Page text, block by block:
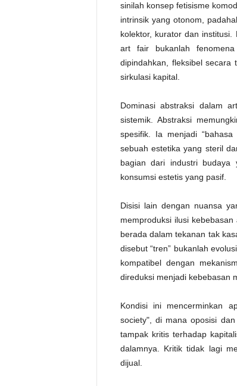
sinilah konsep fetisisme
intrinsik yang otonom,
kolektor, kurator dan
art fair bukanlah
dipindahkan, fleksibel
sirkulasi kapital.
Dominasi abstraksi dalam
sistemik. Abstraksi
spesifik. Ia menjadi
sebuah estetika yang steril
bagian dari industri budaya
konsumsi estetis yang pasif.
Disisi lain dengan nuansa
memproduksi ilusi
berada dalam tekanan tak
disebut “tren” bukanlah
kompatibel dengan
direduksi menjadi kebebasan
Kondisi ini mencerminkan
society", di mana oposisi
tampak kritis terhadap
dalamnya. Kritik tidak lagi
dijual.